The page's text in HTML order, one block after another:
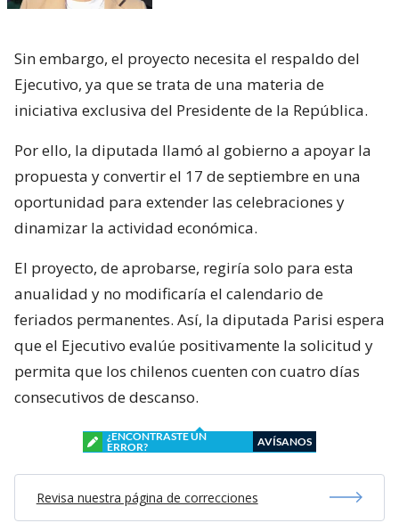
Sin embargo, el proyecto necesita el respaldo del
Ejecutivo, ya que se trata de una materia de
iniciativa exclusiva del Presidente de la República.
Por ello, la diputada llamó al gobierno a apoyar la
propuesta y convertir el 17 de septiembre en una
oportunidad para extender las celebraciones y
dinamizar la actividad económica.
El proyecto, de aprobarse, regiría solo para esta
anualidad y no modificaría el calendario de
feriados permanentes. Así, la diputada Parisi espera
que el Ejecutivo evalúe positivamente la solicitud y
permita que los chilenos cuenten con cuatro días
consecutivos de descanso.
¿ENCONTRASTE UN
ERROR?
AVÍSANOS
Revisa nuestra página de correcciones